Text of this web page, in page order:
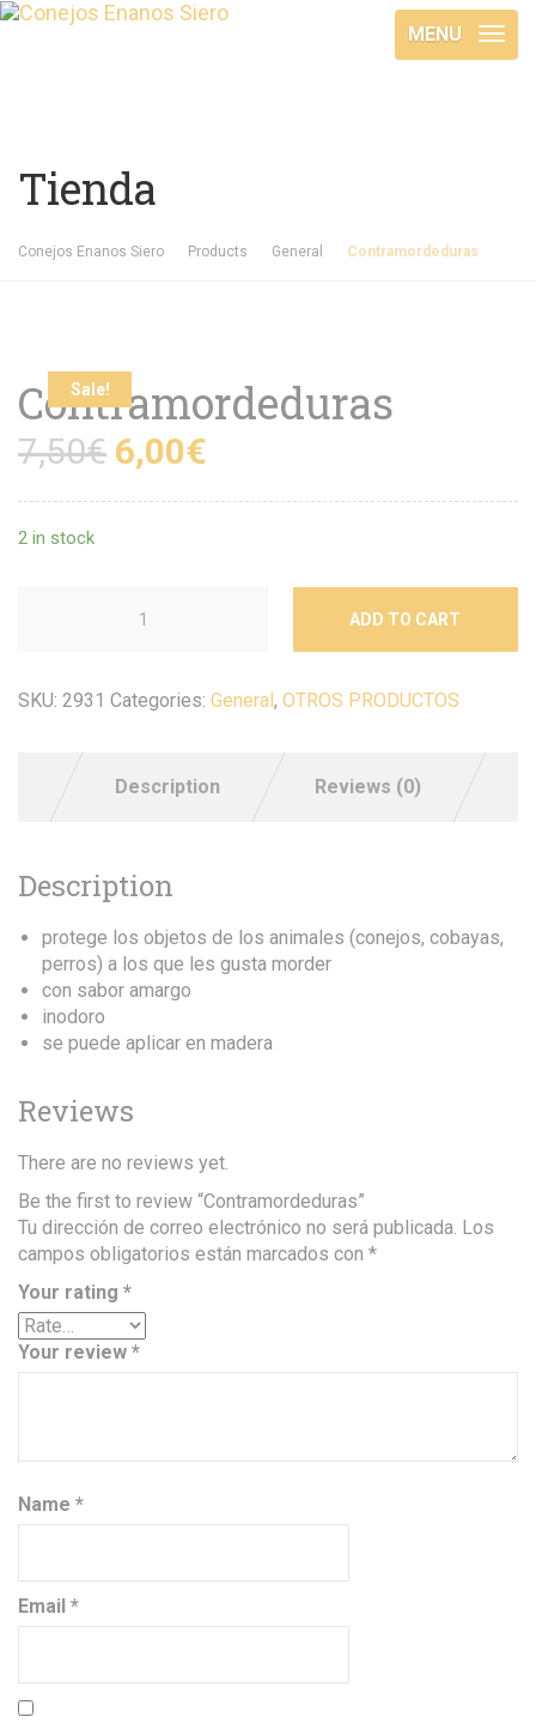
MENU
Tienda
Conejos Enanos Siero Products General Contramordeduras
Sale!
Contramordeduras
7,50€ 6,00€
2 in stock
ADD TO CART
SKU: 2931 Categories: General, OTROS PRODUCTOS
Description Reviews (0)
Description
protege los objetos de los animales (conejos, cobayas,
perros) a los que les gusta morder
con sabor amargo
inodoro
se puede aplicar en madera
Reviews
There are no reviews yet.
Be the first to review “Contramordeduras”
Tu dirección de correo electrónico no será publicada. Los
campos obligatorios están marcados con *
Your rating *
Your review *
Name *
Email *